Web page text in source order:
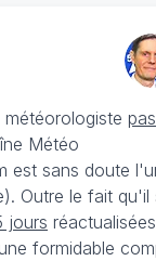
, météorologiste
Météo
est sans doute
Outre le fait
jours
formidable